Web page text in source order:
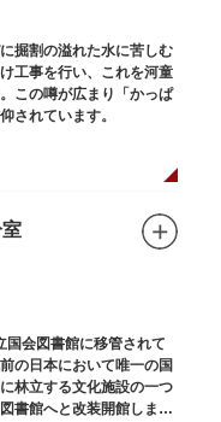
掘割の溢れた水に苦しむ
工事を行い、これを河童
この噂が広まり「かっぱ
されています。
会図書館に移管されて
の日本において唯一の国
林立する文化施設の一つ
書館へと改装開館しまし